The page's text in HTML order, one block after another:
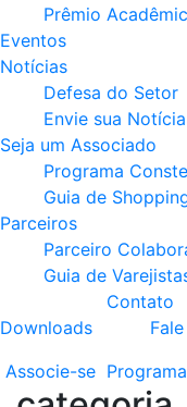
Prêmio
Eventos
Notícias
Defesa do Setor
Envie sua Notícia
Seja um Associado
Programa
Guia de
Parceiros
Parceiro
Guia de
Downloads
Contato
Associe-se Programa